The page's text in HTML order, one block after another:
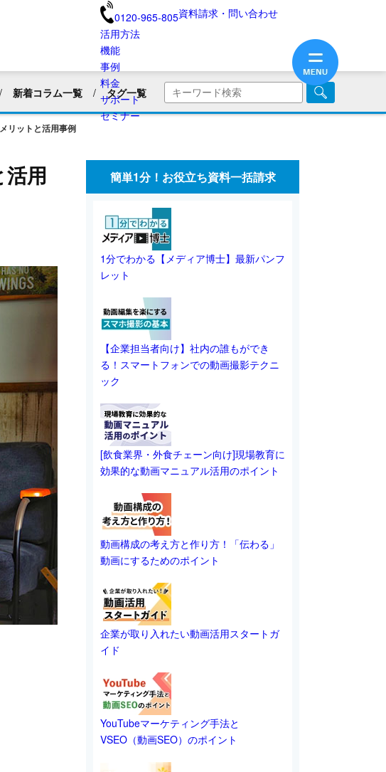
0120-965-805資料請求・問い合わせ
活用方法
機能
事例
料金
サポート
セミナー
新着コラム一覧 タグ一覧
採用活動
商品・サービス紹介
化粧品・美容用品 ブランディング
医療業界
ホテル・旅館・民宿
保険業界・生命保険
新企画リリース 会員向け情報
動画制作のコツ
SNS動画
ィング
業界別動画活用
リットと活用事例
用
簡単1分！お役立ち資料一括請求
1分でわかる【メディア博士】最新パンフ
レット
【企業担当者向け】社内の誰もができ
る！スマートフォンでの動画撮影テクニ
ック
[飲食業界・外食チェーン向け]現場教育に
効果的な動画マニュアル活用のポイント
動画構成の考え方と作り方！「伝わる」
動画にするためのポイント
企業が取り入れたい動画活用スタートガ
イド
YouTubeマーケティング手法と
VSEO（動画SEO）のポイント